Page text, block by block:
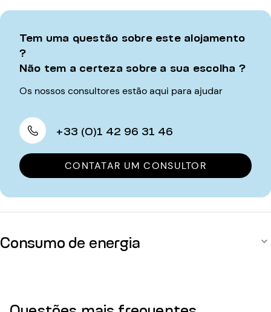
Tem uma questão sobre este alojamento
?
Não tem a certeza sobre a sua escolha ?
Os nossos consultores estão aqui para ajudar
+33 (0)1 42 96 31 46
CONTATAR UM CONSULTOR
Consumo de energia